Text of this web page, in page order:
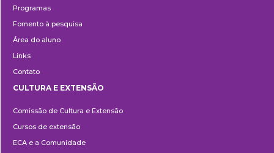
Programas
Fomento à pesquisa
Área do aluno
Links
Contato
e
Extensão
CULTURA E EXTENSÃO
Comissão de Cultura e Extensão
Cursos de extensão
ECA e a Comunidade